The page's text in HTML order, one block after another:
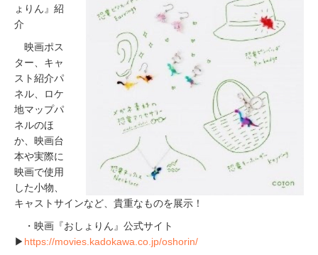
ょりん』紹
介
映画ポス
ター、キャ
スト紹介パ
ネル、ロケ
地マップパ
ネルのほ
か、映画台
本や実際に
映画で使用
した小物、
キャストサインなど、貴重なものを展示！
・映画『おしょりん』公式サイト
▶ https://movies.kadokawa.co.jp/oshorin/